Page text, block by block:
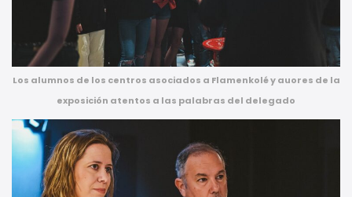
Los alumnos de los centros asociados a Flamenkolé y auores de la
exposición atentos a las palabras del delegado